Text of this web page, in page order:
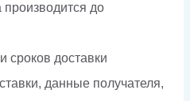
до
сроков доставки
данные получателя,